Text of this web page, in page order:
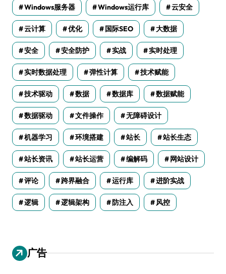
Windows服务器 Windows运行库 云安全
云计算 优化 国际SEO 大数据
安全 安全防护 实战 实时处理
实时数据处理 弹性计算 技术赋能
技术驱动 数据 数据库 数据赋能
数据驱动 文件操作 无障碍设计
机器学习 环境搭建 站长 站长生态
站长资讯 站长运营 编解码 网站设计
评论 跨界融合 运行库 进阶实战
逻辑 逻辑架构 防注入 风控
广告